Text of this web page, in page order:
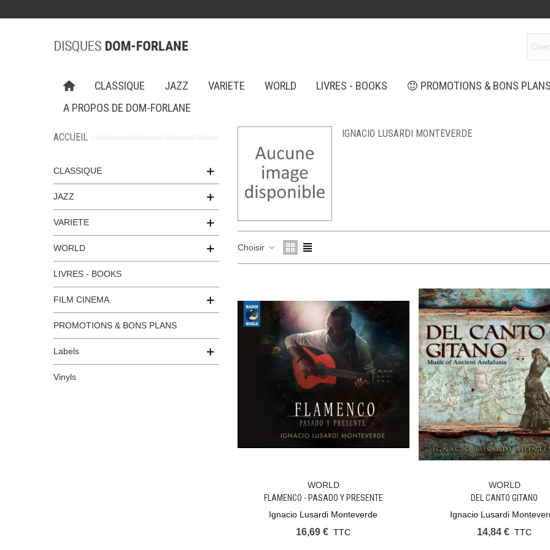
CLASSIQUE JAZZ VARIETE WORLD LIVRES - BOOKS
PROMOTIONS & BONS
A PROPOS DE DOM-FORLANE
ACCUEIL
CLASSIQUE
JAZZ
VARIETE
WORLD
LIVRES - BOOKS
FILM CINEMA
PROMOTIONS & BONS PLANS
Labels
Vinyls
IGNACIO LUSARDI MONTEVERDE
Choisir
Ajouter Au Panier
WORLD
FLAMENCO - PASADO Y PRESENTE
Ignacio Lusardi Monteverde
16,69 € TTC
Ajouter Au Panier
WORLD
DEL CANTO GITANO
Ignacio Lusardi
14,84 € TTC